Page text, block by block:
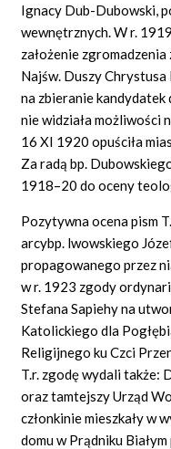
Ignacy Dub-Dubowski,
wewnętrznych. W r.
założenie
Najśw. Duszy Chrystusa
na zbieranie kandydatek
nie widziała możliwości
16 XI 1920 opuściła
Za radą bp.
1918–20 do oceny
Pozytywna ocena pism
arcybp. lwowskiego
propagowanego przez
w r. 1923 zgody
Stefana Sapiehy na
Katolickiego dla
Religijnego ku Czci
T.r. zgodę wydali także:
oraz tamtejszy Urząd
członkinie mieszkały w
domu w Prądniku